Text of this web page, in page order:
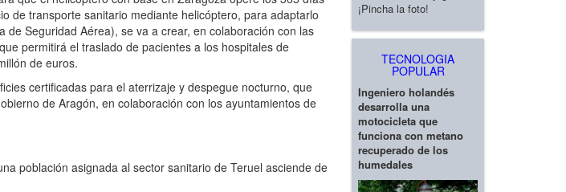
de transporte sanitario mediante helicóptero, para adaptarlo
Seguridad Aérea), se va a crear, en colaboración con las
permitirá el traslado de pacientes a los hospitales de
de euros.
certificadas para el aterrizaje y despegue nocturno, que
de Aragón, en colaboración con los ayuntamientos de
población asignada al sector sanitario de Teruel asciende de
¡Pincha la foto!
TECNOLOGIA
POPULAR
Ingeniero holandés
desarrolla una
motocicleta que
funciona con metano
recuperado de los
humedales